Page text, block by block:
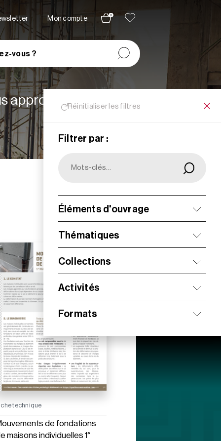
Mon compte
0
vous ?
Réinitialiser les filtres
Filtrer par :
Éléments d'ouvrage
Thématiques
Collections
Activités
Formats
appropriées à vos
technique
de fondations
maisons individuelles 1°